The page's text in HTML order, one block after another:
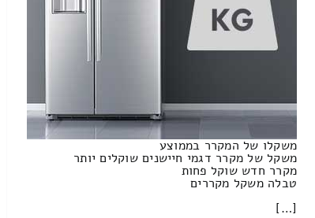
משקלו של המקרר בממוצע
משקל של מקרר דגמי חיישנים שוקלים יותר
מקרר חדש שוקל פחות
טבלה משקל מקררים
[…]